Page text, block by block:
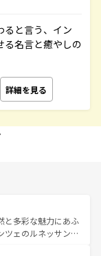
ると言う、イン
る名言と癒やしの
詳細を見る
と多彩な魅力にあふ
ツェのルネッサンス